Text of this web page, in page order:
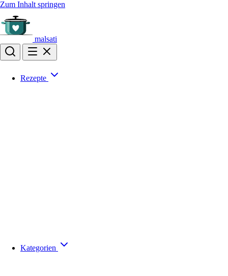
Zum Inhalt springen
malsati
Rezepte
Kategorien